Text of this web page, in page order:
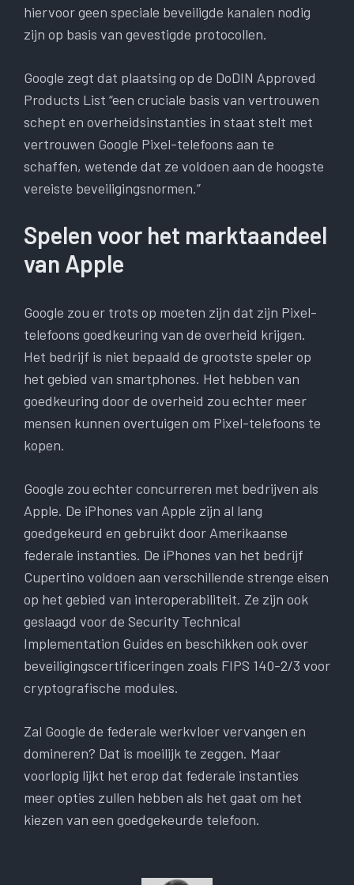
hiervoor geen speciale beveiligde kanalen nodig
zijn op basis van gevestigde protocollen.
Google zegt dat plaatsing op de DoDIN Approved
Products List “een cruciale basis van vertrouwen
schept en overheidsinstanties in staat stelt met
vertrouwen Google Pixel-telefoons aan te
schaffen, wetende dat ze voldoen aan de hoogste
vereiste beveiligingsnormen.”
Spelen voor het marktaandeel
van Apple
Google zou er trots op moeten zijn dat zijn Pixel-
telefoons goedkeuring van de overheid krijgen.
Het bedrijf is niet bepaald de grootste speler op
het gebied van smartphones. Het hebben van
goedkeuring door de overheid zou echter meer
mensen kunnen overtuigen om Pixel-telefoons te
kopen.
Google zou echter concurreren met bedrijven als
Apple. De iPhones van Apple zijn al lang
goedgekeurd en gebruikt door Amerikaanse
federale instanties. De iPhones van het bedrijf
Cupertino voldoen aan verschillende strenge eisen
op het gebied van interoperabiliteit. Ze zijn ook
geslaagd voor de Security Technical
Implementation Guides en beschikken ook over
beveiligingscertificeringen zoals FIPS 140-2/3 voor
cryptografische modules.
Zal Google de federale werkvloer vervangen en
domineren? Dat is moeilijk te zeggen. Maar
voorlopig lijkt het erop dat federale instanties
meer opties zullen hebben als het gaat om het
kiezen van een goedgekeurde telefoon.